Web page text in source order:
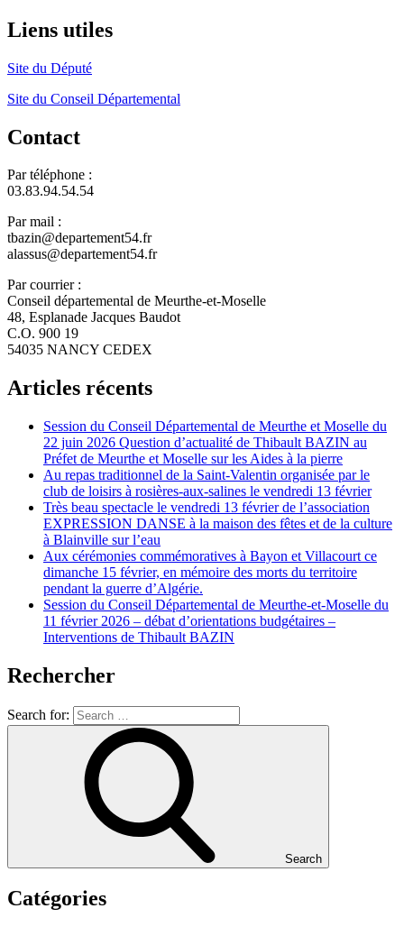
Liens utiles
Site du Député
Site du Conseil Départemental
Contact
Par téléphone :
03.83.94.54.54
Par mail :
tbazin@departement54.fr
alassus@departement54.fr
Par courrier :
Conseil départemental de Meurthe-et-Moselle
48, Esplanade Jacques Baudot
C.O. 900 19
54035 NANCY CEDEX
Articles récents
Session du Conseil Départemental de Meurthe et Moselle du
22 juin 2026 Question d’actualité de Thibault BAZIN au
Préfet de Meurthe et Moselle sur les Aides à la pierre
Au repas traditionnel de la Saint-Valentin organisée par le
club de loisirs à rosières-aux-salines le vendredi 13 février
Très beau spectacle le vendredi 13 février de l’association
EXPRESSION DANSE à la maison des fêtes et de la culture
à Blainville sur l’eau
Aux cérémonies commémoratives à Bayon et Villacourt ce
dimanche 15 février, en mémoire des morts du territoire
pendant la guerre d’Algérie.
Session du Conseil Départemental de Meurthe-et-Moselle du
11 février 2026 – débat d’orientations budgétaires –
Interventions de Thibault BAZIN
Rechercher
Search for:
Search
Catégories